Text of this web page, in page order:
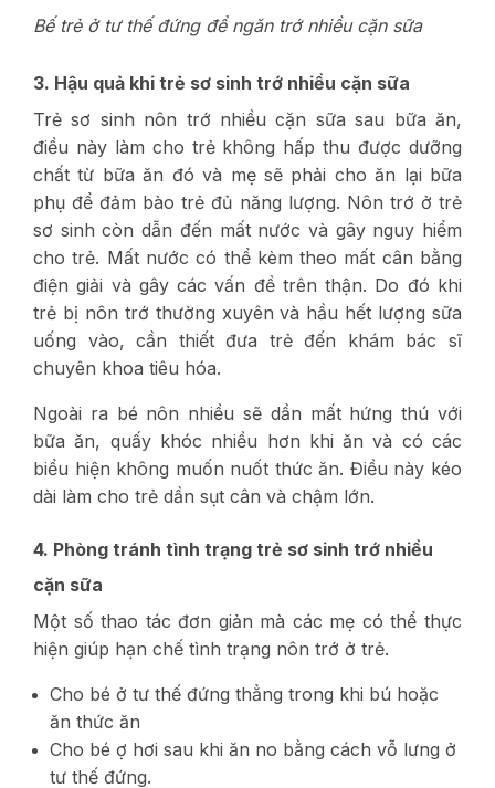
Bế trẻ ở tư thế đứng để ngăn trớ nhiều cặn sữa
3. Hậu quả khi trẻ sơ sinh trớ nhiều cặn sữa
Trẻ sơ sinh nôn trớ nhiều cặn sữa sau bữa ăn,
điều này làm cho trẻ không hấp thu được dưỡng
chất từ bữa ăn đó và mẹ sẽ phải cho ăn lại bữa
phụ để đảm bào trẻ đủ năng lượng. Nôn trớ ở trẻ
sơ sinh còn dẫn đến mất nước và gây nguy hiểm
cho trẻ. Mất nước có thể kèm theo mất cân bằng
điện giải và gây các vấn đề trên thận. Do đó khi
trẻ bị nôn trớ thường xuyên và hầu hết lượng sữa
uống vào, cần thiết đưa trẻ đến khám bác sĩ
chuyên khoa tiêu hóa.
Ngoài ra bé nôn nhiều sẽ dần mất hứng thú với
bữa ăn, quấy khóc nhiều hơn khi ăn và có các
biểu hiện không muốn nuốt thức ăn. Điều này kéo
dài làm cho trẻ dần sụt cân và chậm lớn.
4. Phòng tránh tình trạng trẻ sơ sinh trớ nhiều
cặn sữa
Một số thao tác đơn giản mà các mẹ có thể thực
hiện giúp hạn chế tình trạng nôn trớ ở trẻ.
Cho bé ở tư thế đứng thẳng trong khi bú hoặc
ăn thức ăn
Cho bé ợ hơi sau khi ăn no bằng cách vỗ lưng ở
tư thế đứng.